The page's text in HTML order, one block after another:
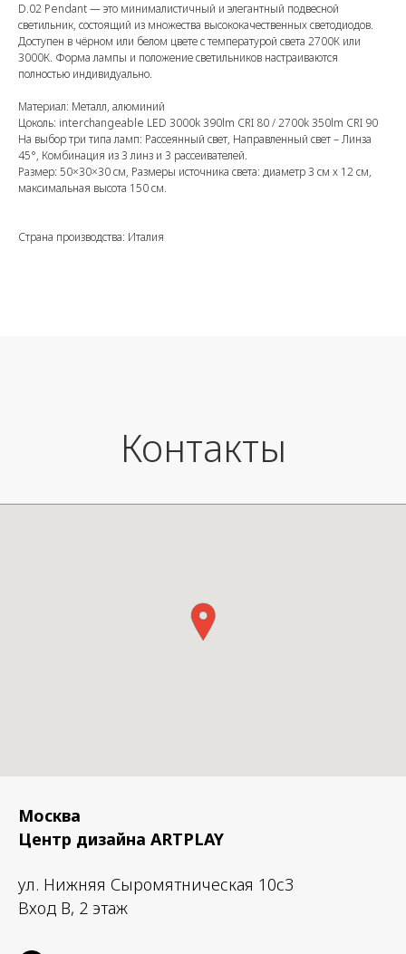
D.02 Pendant — это минималистичный и элегантный подвесной
светильник, состоящий из множества высококачественных светодиодов.
Доступен в чёрном или белом цвете с температурой света 2700К или
3000К. Форма лампы и положение светильников настраиваются
полностью индивидуально.
Материал: Металл, алюминий
Цоколь: interchangeable LED 3000k 390lm CRI 80 / 2700k 350lm CRI 90
На выбор три типа ламп: Рассеянный свет, Направленный свет – Линза
45°, Комбинация из 3 линз и 3 рассеивателей.
Размер: 50×30×30 см, Размеры источника света: диаметр 3 см х 12 см,
максимальная высота 150 см.
Страна производства: Италия
Контакты
Москва
Центр дизайна ARTPLAY
ул. Нижняя Сыромятническая 10с3
Вход B, 2 этаж